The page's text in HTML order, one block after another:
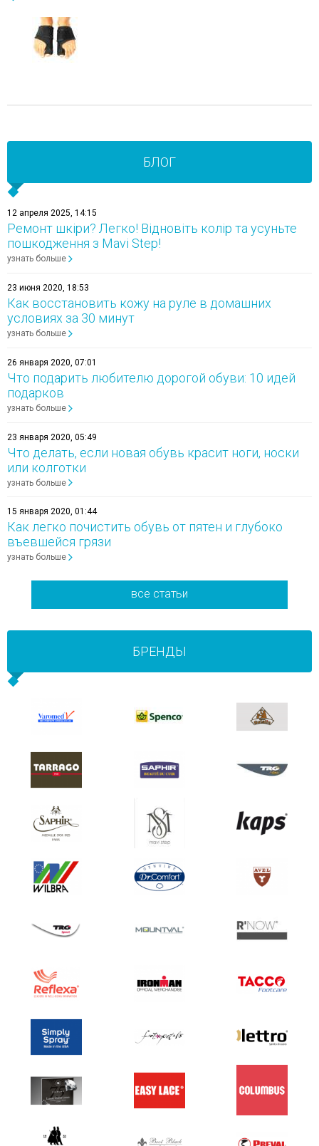
БЛОГ
12 апреля 2025, 14:15
Ремонт шкіри? Легко! Відновіть колір та усуньте
пошкодження з Mavi Step!
узнать больше
23 июня 2020, 18:53
Как восстановить кожу на руле в домашних
условиях за 30 минут
узнать больше
26 января 2020, 07:01
Что подарить любителю дорогой обуви: 10 идей
подарков
узнать больше
23 января 2020, 05:49
Что делать, если новая обувь красит ноги, носки
или колготки
узнать больше
15 января 2020, 01:44
Как легко почистить обувь от пятен и глубоко
въевшейся грязи
узнать больше
все статьи
БРЕНДЫ